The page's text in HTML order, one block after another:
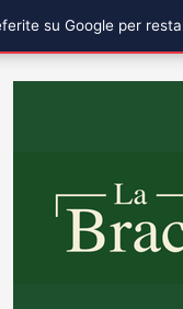
su Google per